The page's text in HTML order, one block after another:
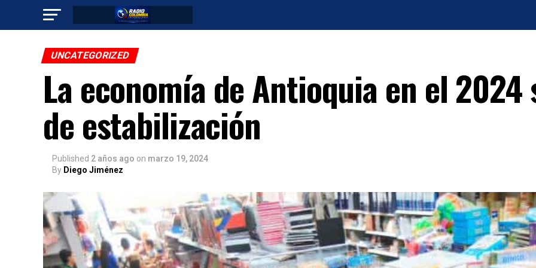
UNCATEGORIZED
La economía de Antioquia en el 2024
de estabilización
Published 2 años ago on marzo 19, 2024
By Diego Jiménez